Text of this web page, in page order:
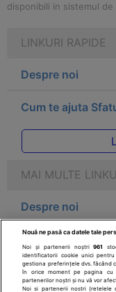
disponibili in sistemul de
LINKURI RAPIDE
Despre noi
Cum te ajuta
MAI MULTE
Despre noi
Legal
Drepturile
Nouă ne pasă ca datele tale
Noi și partenerii noștri961
identificatorii cookie unici
gestiona preferințele dvs. făcând
în orice moment pe pagina cu
partenerilor noștri și nu vă vor
Noi si partenerii nostri (retelele